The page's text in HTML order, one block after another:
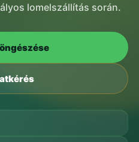
lomelszállítás során.